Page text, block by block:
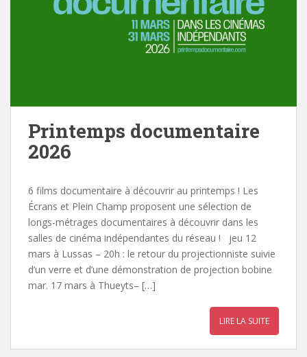
Printemps documentaire
2026
6 films documentaire à découvrir au printemps ! Les
Écrans et Plein Champ proposent une sélection de
longs-métrages documentaires à découvrir dans les
salles de cinéma indépendantes du réseau ! jeu 12
mars à Lussas – 20h : le retour du projectionniste suivie
d’un verre et d’une démonstration de projection bobine
mar. 17 mars à Thueyts– […]
LIRE LA SUITE